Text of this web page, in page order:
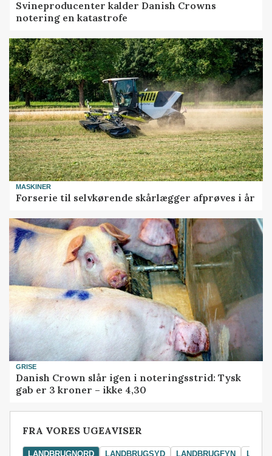
Svineproducenter kalder Danish Crowns
notering en katastrofe
MASKINER
Forserie til selvkørende skårlægger afprøves i år
GRISE
Danish Crown slår igen i noteringsstrid: Tysk
gab er 3 kroner – ikke 4,30
FRA VORES UGEAVISER
LANDBRUGNORD LANDBRUGSYD LANDBRUGFYN